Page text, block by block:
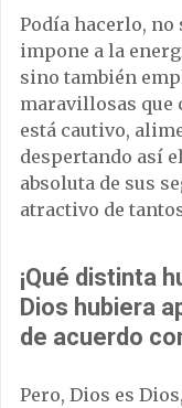
Podía hacerlo,
impone a la
sino también
maravillosas que
está cautivo,
despertando así
absoluta de sus
atractivo de
¡Qué distinta
Dios hubiera
de acuerdo
Pero, Dios es